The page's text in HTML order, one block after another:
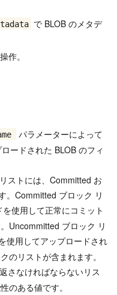
で BLOB のメタデ
作。
パラメーターによって
ードされた BLOB のフィ
ストには、Committed お
。Committed ブロック リ
を使用して正常にコミット
Uncommitted ブロック リ
使用してアップロードされ
のリストが含まれます。
さなければならないリス
のある値です。